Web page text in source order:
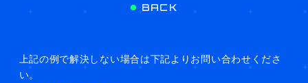
BACK
上記の例で解決しない場合は下記よりお問い合わせくださ
い。